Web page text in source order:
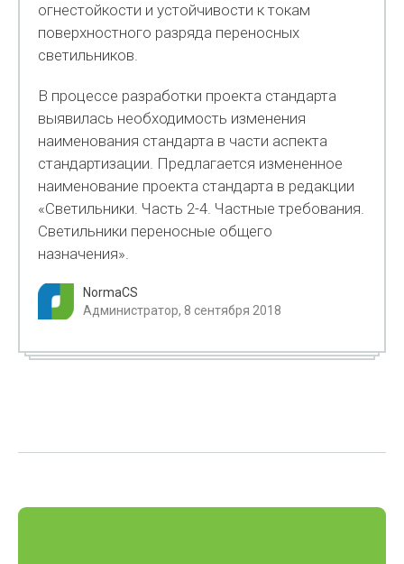
огнестойкости и устойчивости к токам
поверхностного разряда переносных
светильников.
В процессе разработки проекта стандарта
выявилась необходимость изменения
наименования стандарта в части аспекта
стандартизации. Предлагается измененное
наименование проекта стандарта в редакции
«Светильники. Часть 2-4. Частные требования.
Светильники переносные общего
назначения».
NormaCS
Администратор, 8 сентября 2018